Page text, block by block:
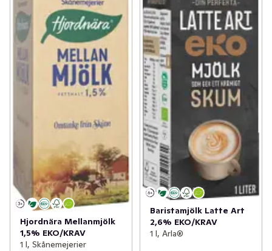
Hjordnära Mellanmjölk
1,5% EKO/KRAV
1 l, Skånemejerier
Baristamjölk Latte Art
2,6% EKO/KRAV
1 l, Arla®